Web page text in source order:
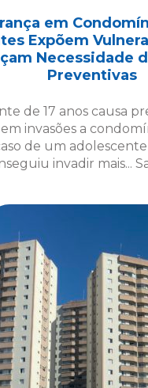
de um adolescente
invadir mais...
de
para um ano
eficiente